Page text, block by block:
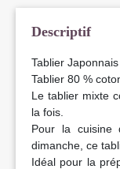
Descriptif
Tablier
Tablier 80 %
Le tablier mixte
la fois.
Pour la cuisine
dimanche, ce
Idéal pour la